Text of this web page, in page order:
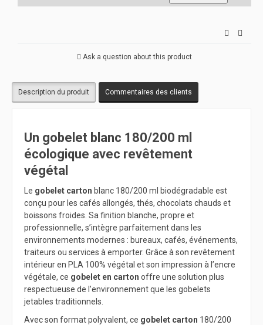
Ask a question about this product
Description du produit Commentaires des clients
Un gobelet blanc 180/200 ml
écologique avec revêtement
végétal
Le gobelet carton blanc 180/200 ml biodégradable est
conçu pour les cafés allongés, thés, chocolats chauds et
boissons froides. Sa finition blanche, propre et
professionnelle, s’intègre parfaitement dans les
environnements modernes : bureaux, cafés, événements,
traiteurs ou services à emporter. Grâce à son revêtement
intérieur en PLA 100% végétal et son impression à l’encre
végétale, ce gobelet en carton offre une solution plus
respectueuse de l’environnement que les gobelets
jetables traditionnels.
Avec son format polyvalent, ce gobelet carton 180/200